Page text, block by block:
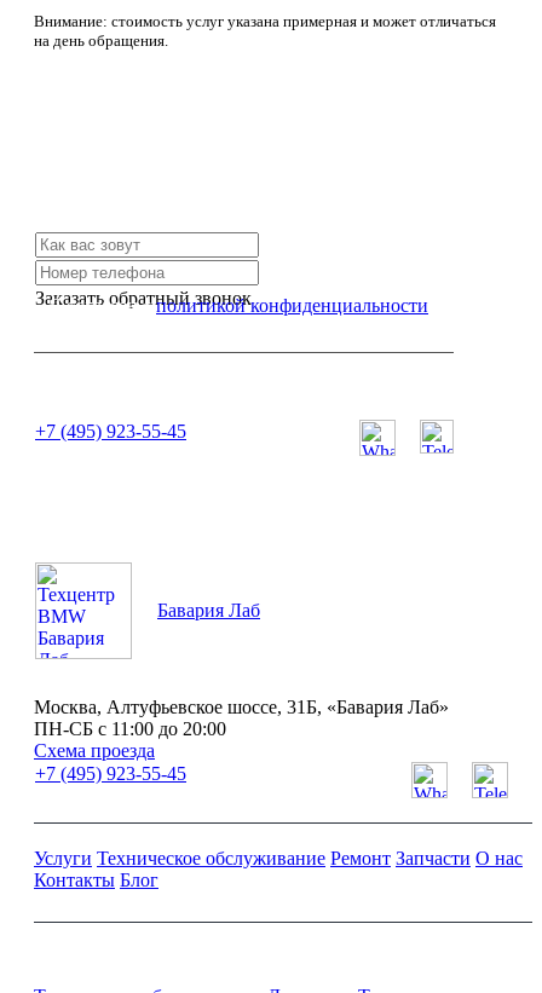
Внимание: стоимость услуг указана примерная и может отличаться
на день обращения.
Заказать обратный звонок
Я согласен сполитикой конфиденциальности
+7 (495) 923-55-45
Бавария Лаб
Москва, Алтуфьевское шоссе, 31Б, «Бавария Лаб»
ПН-СБ с 11:00 до 20:00
Схема проезда
+7 (495) 923-55-45
Услуги Техническое обслуживание Ремонт Запчасти О нас
Контакты Блог